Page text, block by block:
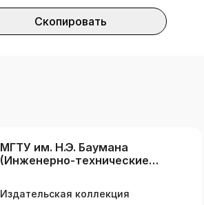
Скопировать
МГТУ им. Н.Э. Баумана
(Инженерно-технические
Издательская коллекция